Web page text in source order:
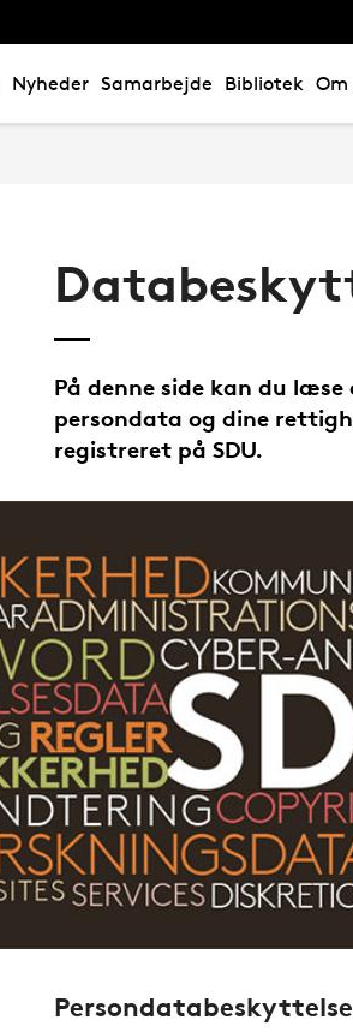
Nyheder Samarbejde Bibliotek Om
På denne side kan du
persondata og dine
registreret på SDU.
Persondatabeskyttelse